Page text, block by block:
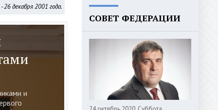
декабря 2001 года.
и
к
на
СОВЕТ ФЕДЕРАЦИИ